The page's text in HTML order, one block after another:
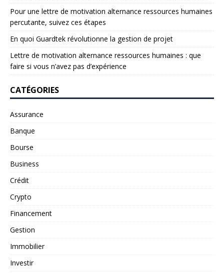
Pour une lettre de motivation alternance ressources humaines
percutante, suivez ces étapes
En quoi Guardtek révolutionne la gestion de projet
Lettre de motivation alternance ressources humaines : que
faire si vous n’avez pas d’expérience
CATÉGORIES
Assurance
Banque
Bourse
Business
Crédit
Crypto
Financement
Gestion
Immobilier
Investir